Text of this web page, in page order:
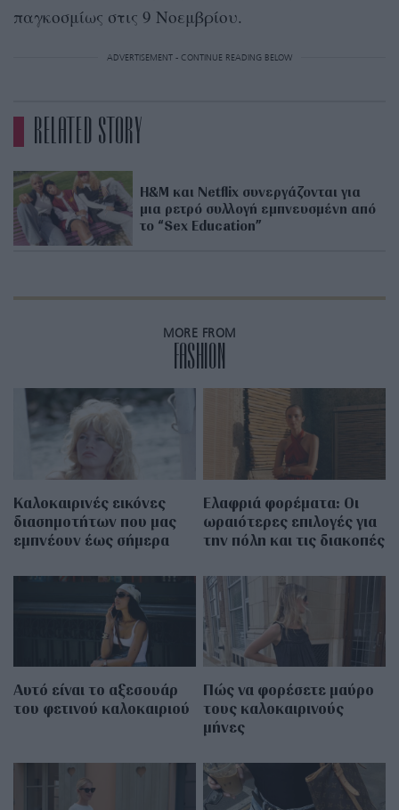
παγκοσμίως στις 9 Νοεμβρίου.
ADVERTISEMENT - CONTINUE READING BELOW
RELATED STORY
H&M και Netflix συνεργάζονται για
μια ρετρό συλλογή εμπνευσμένη από
το “Sex Education”
MORE FROM
FASHION
Καλοκαιρινές εικόνες
διασημοτήτων που μας
εμπνέουν έως σήμερα
Eλαφριά φορέματα: Οι
ωραιότερες επιλογές για
την πόλη και τις διακοπές
Αυτό είναι το αξεσουάρ
του φετινού καλοκαιριού
Πώς να φορέσετε μαύρο
τους καλοκαιρινούς
μήνες